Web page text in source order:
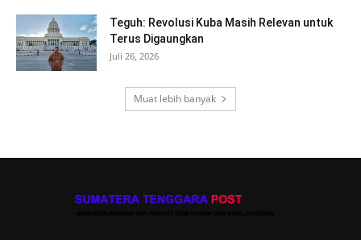
Teguh: Revolusi Kuba Masih Relevan untuk
Terus Digaungkan
Juli 26, 2026
Muat lebih banyak